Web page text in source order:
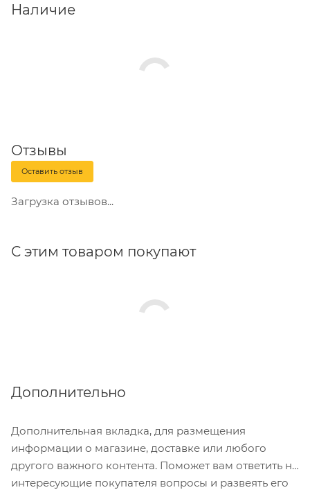
Наличие
Отзывы
Оставить отзыв
Загрузка отзывов...
С этим товаром покупают
Дополнительно
Дополнительная вкладка, для размещения
информации о магазине, доставке или любого
другого важного контента. Поможет вам ответить на
интересующие покупателя вопросы и развеять его